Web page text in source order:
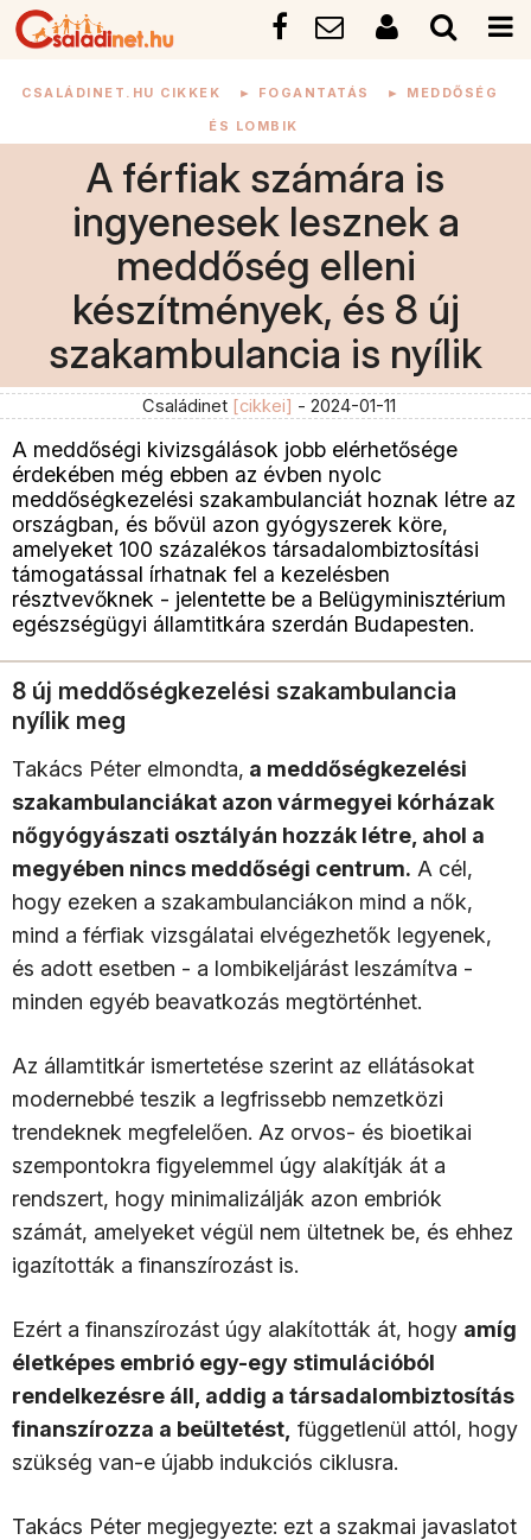
CSALÁDINET.HU CIKKEK ► FOGANTATÁS ► MEDDŐSÉG
ÉS LOMBIK
A férfiak számára is
ingyenesek lesznek a
meddőség elleni
készítmények, és 8 új
szakambulancia is nyílik
Családinet [cikkei] - 2024-01-11
A meddőségi kivizsgálások jobb elérhetősége
érdekében még ebben az évben nyolc
meddőségkezelési szakambulanciát hoznak létre az
országban, és bővül azon gyógyszerek köre,
amelyeket 100 százalékos társadalombiztosítási
támogatással írhatnak fel a kezelésben
résztvevőknek - jelentette be a Belügyminisztérium
egészségügyi államtitkára szerdán Budapesten.
8 új meddőségkezelési szakambulancia
nyílik meg
Takács Péter elmondta, a meddőségkezelési
szakambulanciákat azon vármegyei kórházak
nőgyógyászati osztályán hozzák létre, ahol a
megyében nincs meddőségi centrum. A cél,
hogy ezeken a szakambulanciákon mind a nők,
mind a férfiak vizsgálatai elvégezhetők legyenek,
és adott esetben - a lombikeljárást leszámítva -
minden egyéb beavatkozás megtörténhet.
Az államtitkár ismertetése szerint az ellátásokat
modernebbé teszik a legfrissebb nemzetközi
trendeknek megfelelően. Az orvos- és bioetikai
szempontokra figyelemmel úgy alakítják át a
rendszert, hogy minimalizálják azon embriók
számát, amelyeket végül nem ültetnek be, és ehhez
igazították a finanszírozást is.
Ezért a finanszírozást úgy alakították át, hogy amíg
életképes embrió egy-egy stimulációból
rendelkezésre áll, addig a társadalombiztosítás
finanszírozza a beültetést, függetlenül attól, hogy
szükség van-e újabb indukciós ciklusra.
Takács Péter megjegyezte: ezt a szakmai javaslatot